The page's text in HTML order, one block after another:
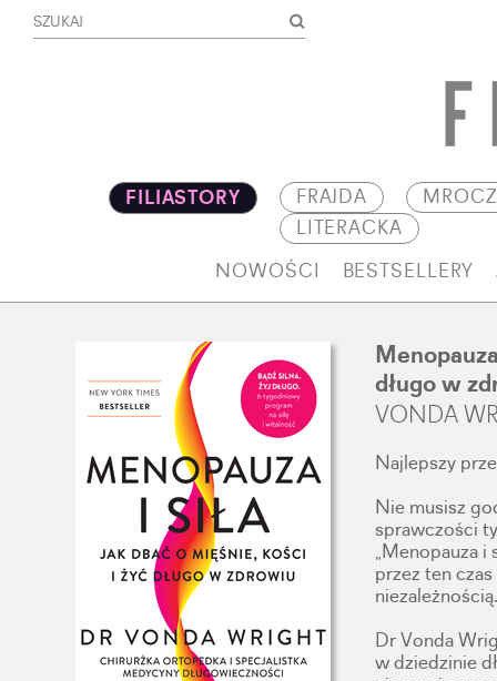
FILIASTORY FRAJDA
LITERACKA
NOWOŚCI BESTSELLERY
długo w
VONDA
Najlepszy
Nie musisz
sprawczości
„Menopauza i
przez ten czas
niezależnością.
Dr Vonda
w dziedzinie